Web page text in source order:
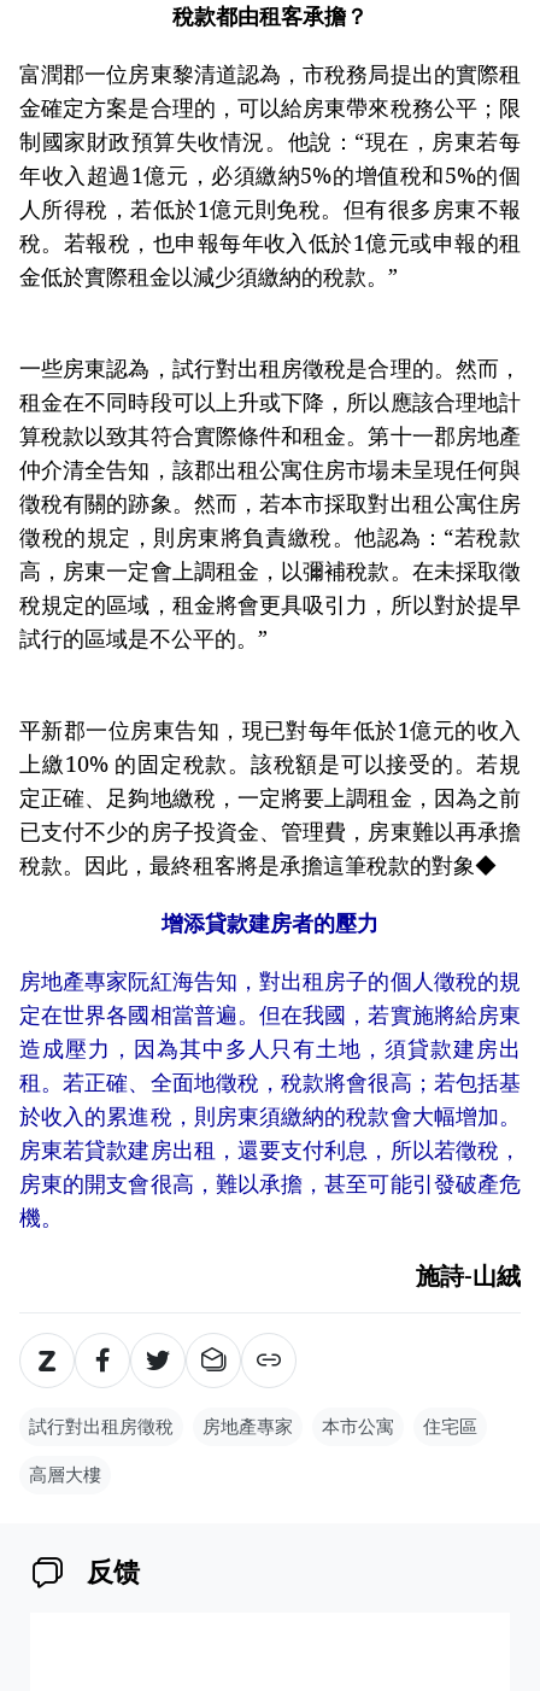
稅款都由租客承擔？
富潤郡一位房東黎清道認為，市稅務局提出的實際租
金確定方案是合理的，可以給房東帶來稅務公平；限
制國家財政預算失收情況。他說：“現在，房東若每
年收入超過1億元，必須繳納5%的增值稅和5%的個
人所得稅，若低於1億元則免稅。但有很多房東不報
稅。若報稅，也申報每年收入低於1億元或申報的租
金低於實際租金以減少須繳納的稅款。”
一些房東認為，試行對出租房徵稅是合理的。然而，
租金在不同時段可以上升或下降，所以應該合理地計
算稅款以致其符合實際條件和租金。第十一郡房地產
仲介清全告知，該郡出租公寓住房市場未呈現任何與
徵稅有關的跡象。然而，若本市採取對出租公寓住房
徵稅的規定，則房東將負責繳稅。他認為：“若稅款
高，房東一定會上調租金，以彌補稅款。在未採取徵
稅規定的區域，租金將會更具吸引力，所以對於提早
試行的區域是不公平的。”
平新郡一位房東告知，現已對每年低於1億元的收入
上繳10% 的固定稅款。該稅額是可以接受的。若規
定正確、足夠地繳稅，一定將要上調租金，因為之前
已支付不少的房子投資金、管理費，房東難以再承擔
稅款。因此，最終租客將是承擔這筆稅款的對象◆
增添貸款建房者的壓力
房地產專家阮紅海告知，對出租房子的個人徵稅的規
定在世界各國相當普遍。但在我國，若實施將給房東
造成壓力，因為其中多人只有土地，須貸款建房出
租。若正確、全面地徵稅，稅款將會很高；若包括基
於收入的累進稅，則房東須繳納的稅款會大幅增加。
房東若貸款建房出租，還要支付利息，所以若徵稅，
房東的開支會很高，難以承擔，甚至可能引發破產危
機。
施詩-山絨
試行對出租房徵稅 房地產專家 本市公寓 住宅區
高層大樓
反馈